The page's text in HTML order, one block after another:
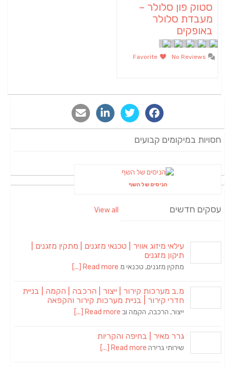
סטוק פון סלולר –
מעבדת סלולר
באופקים
חסויות במיקומים קבועים
הניסים של השף
עסקים חדשים View all
עילאי מיזוג אוויר | טכנאי מזגנים | מתקין מזגנים |
תיקון מזגנים
מתקין מזגנים, טכנאי מ Read more [...]
מ.ב מערכות קירור | ייצור | הרכבה | הקמה | בניית
חדרי קירור | בניית מערכות קירור והקפאה
ייצור, הרכבה, הקמה וב Read more [...]
גרר מאיר | בחיפה והקריות
שירותי גרירה Read more [...]